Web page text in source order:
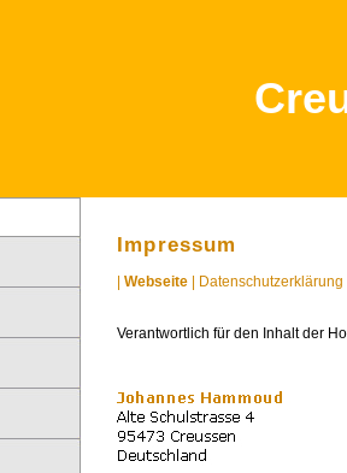
Impressum
Webseite Datenschutzerklärung
Verantwortlich für den Inhalt der